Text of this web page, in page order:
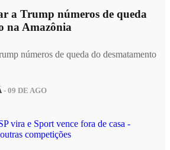
a Trump números de queda
na Amazônia
números de queda do desmatamento
- 09 DE AGO